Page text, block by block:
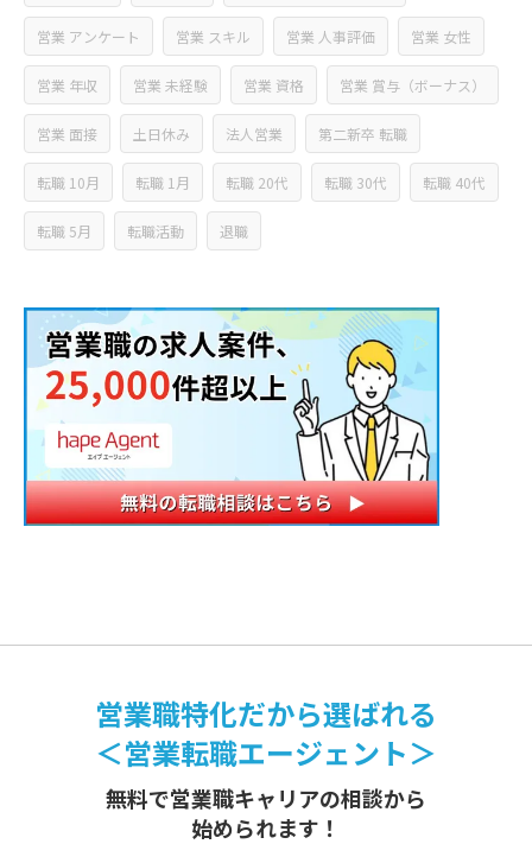
営業 アンケート 営業 スキル 営業 人事評価 営業 女性
営業 年収 営業 未経験 営業 資格 営業 賞与（ボーナス）
営業 面接 土日休み 法人営業 第二新卒 転職
転職 10月 転職 1月 転職 20代 転職 30代 転職 40代
転職 5月 転職活動 退職
営業職特化だから選ばれる
＜営業転職エージェント＞
無料で営業職キャリアの相談から
始められます！